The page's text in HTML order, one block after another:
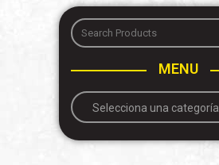
MENU
Selecciona una categoría